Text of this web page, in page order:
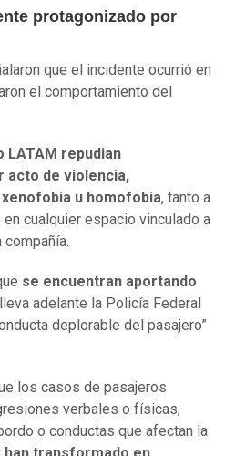
protagonizado por
que el incidente ocurrió en
el comportamiento del
LATAM repudian
acto de violencia,
u homofobia, tanto a
cualquier espacio vinculado a
se encuentran aportando
adelante la Policía Federal
deplorable del pasajero”
los casos de pasajeros
verbales o físicas,
o conductas que afectan la